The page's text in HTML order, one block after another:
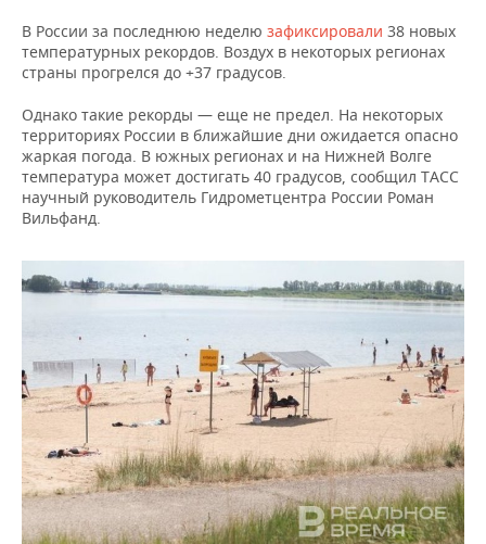
В России за последнюю неделю зафиксировали 38 новых
температурных рекордов. Воздух в некоторых регионах
страны прогрелся до +37 градусов.
Однако такие рекорды — еще не предел. На некоторых
территориях России в ближайшие дни ожидается опасно
жаркая погода. В южных регионах и на Нижней Волге
температура может достигать 40 градусов, сообщил ТАСС
научный руководитель Гидрометцентра России Роман
Вильфанд.